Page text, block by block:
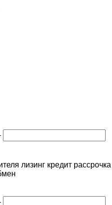
лизинг кредит рассрочка